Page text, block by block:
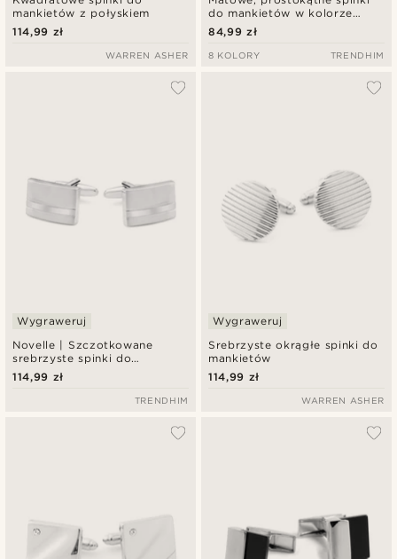
mankietów z połyskiem
114,99 zł
WARREN ASHER
do mankietów w kolorze
srebrnym
84,99 zł
8 KOLORY TRENDHIM
Novelle | Szczotkowane
srebrzyste spinki do
mankietów z polerowanymi
akcentami
Wygraweruj
114,99 zł
TRENDHIM
Srebrzyste okrągłe spinki do
mankietów
Wygraweruj
114,99 zł
WARREN ASHER